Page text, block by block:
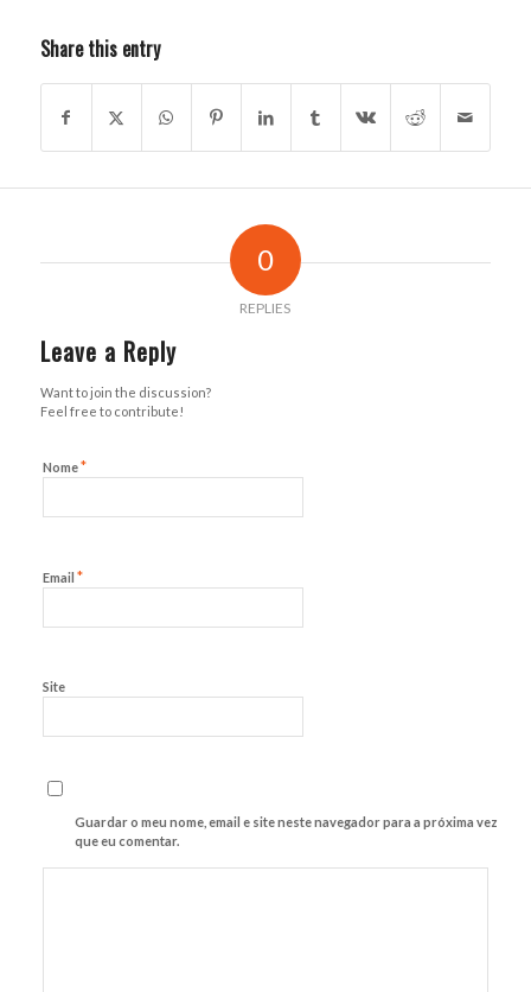
Share this entry
0
REPLIES
Leave a Reply
Want to join the discussion?
Feel free to contribute!
Nome*
Email *
Site
Guardar o meu nome, email e site neste navegador para a próxima vez
que eu comentar.